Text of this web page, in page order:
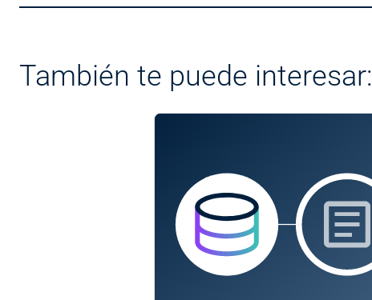
También te puede interesar: